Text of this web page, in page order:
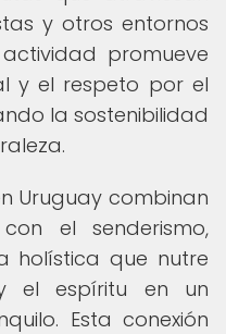
y otros entornos
promueve
y el respeto por el
la sostenibilidad
Uruguay combinan
el senderismo,
holística que nutre
el espíritu en un
Esta conexión